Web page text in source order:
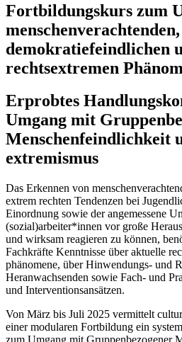
Fortbildungskurs zum
menschenverachtenden,
demokratiefeindlichen
rechtsextremen
Erprobtes
Umgang mit
Menschen­feindlichkeit
extremismus
Das Erkennen von
extrem rechten Tendenzen bei
Einordnung sowie der angemessene
(sozial)­arbeiter*innen vor große
und wirksam reagieren zu können,
Fachkräfte Kenntnisse über aktuelle
phänomene, über Hinwendungs- und
Heran­wachsenden sowie Fach- und
und Interventions­ansätzen.
Von März bis Juli 2025 vermittelt
einer modularen Fortbildung ein